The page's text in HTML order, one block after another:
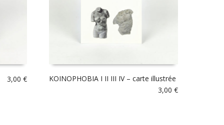
3,00 €
KOINOPHOBIA I II III IV – carte illustrée
3,00€